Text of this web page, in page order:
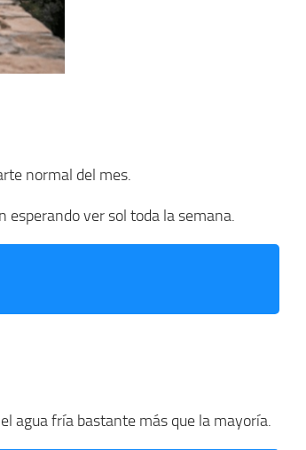
normal del mes.
esperando ver sol toda la semana.
agua fría bastante más que la mayoría.